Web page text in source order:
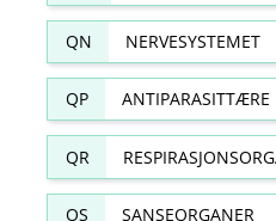
QN NERVESYSTEMET
QP ANTIPARASITTÆRE
QR
QS SANSEORGANER